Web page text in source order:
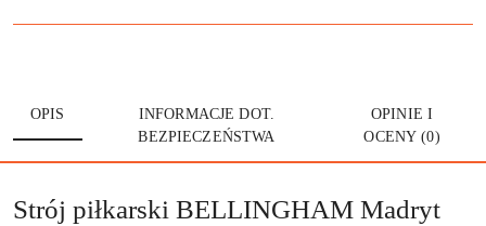
OPIS
INFORMACJE DOT.
BEZPIECZEŃSTWA
OPINIE I
OCENY (0)
Strój piłkarski BELLINGHAM Madryt